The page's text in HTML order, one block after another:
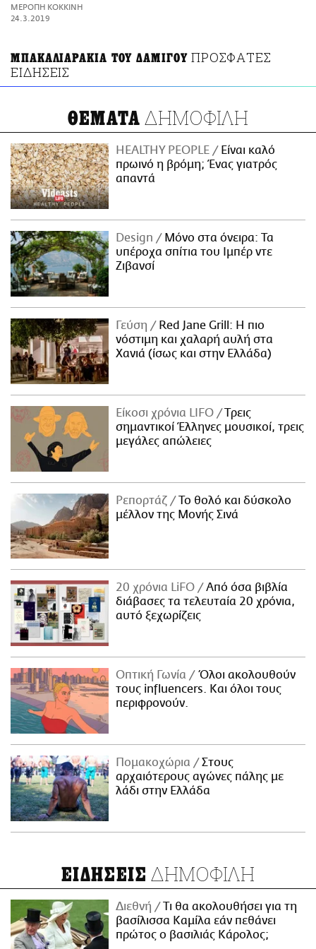
PRINT
ΜΕΡΟΠΗ ΚΟΚΚΙΝΗ
24.3.2019
ΜΠΑΚΑΛΙΑΡΑΚΙΑ ΤΟΥ ΔΑΜΙΓΟΥ ΠΡΟΣΦΑΤΕΣ
ΕΙΔΗΣΕΙΣ
ΘΕΜΑΤΑ ΔΗΜΟΦΙΛΗ
HEALTHY PEOPLE
Είναι καλό
πρωινό η βρόμη; Ένας γιατρός
απαντά
Design
Μόνο στα όνειρα: Τα
υπέροχα σπίτια του Ιμπέρ ντε
Ζιβανσί
Γεύση
Red Jane Grill: Η πιο
νόστιμη και χαλαρή αυλή στα
Χανιά (ίσως και στην Ελλάδα)
Είκοσι χρόνια LIFO
Tρεις
σημαντικοί Έλληνες μουσικοί, τρεις
μεγάλες απώλειες
Ρεπορτάζ
Το θολό και δύσκολο
μέλλον της Μονής Σινά
20 χρόνια LiFO
Από όσα βιβλία
διάβασες τα τελευταία 20 χρόνια,
αυτό ξεχωρίζεις
Οπτική Γωνία
Όλοι ακολουθούν
τους influencers. Και όλοι τους
περιφρονούν.
Πομακοχώρια
Στους
αρχαιότερους αγώνες πάλης με
λάδι στην Ελλάδα
ΕΙΔΗΣΕΙΣ ΔΗΜΟΦΙΛΗ
Διεθνή
Τι θα ακολουθήσει για τη
βασίλισσα Καμίλα εάν πεθάνει
πρώτος ο βασιλιάς Κάρολος;